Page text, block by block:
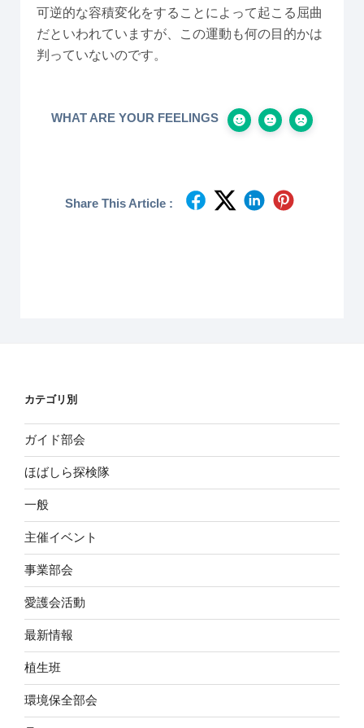
可逆的な容積変化をすることによって起こる屈曲
だといわれていますが、この運動も何の目的かは
判っていないのです。
WHAT ARE YOUR FEELINGS
Share This Article :
カテゴリ別
ガイド部会
ほばしら探検隊
一般
主催イベント
事業部会
愛護会活動
最新情報
植生班
環境保全部会